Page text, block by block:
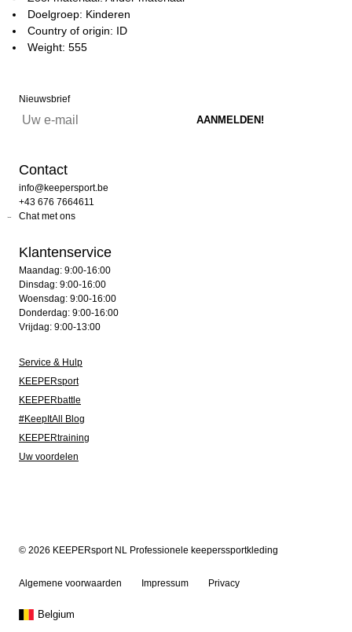
Doelgroep: Kinderen
Country of origin: ID
Weight: 555
Nieuwsbrief
Contact
info@keepersport.be
+43 676 7664611
Chat met ons
Klantenservice
Maandag: 9:00-16:00
Dinsdag: 9:00-16:00
Woensdag: 9:00-16:00
Donderdag: 9:00-16:00
Vrijdag: 9:00-13:00
Service & Hulp
KEEPERsport
KEEPERbattle
#KeepItAll Blog
KEEPERtraining
Uw voordelen
© 2026 KEEPERsport NL Professionele keeperssportkleding
Algemene voorwaarden Impressum Privacy
Belgium